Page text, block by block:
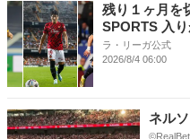
残り１ヶ月を
SPORTS 入
ラ・リーガ公式
2026/8/4 06:00
ネル